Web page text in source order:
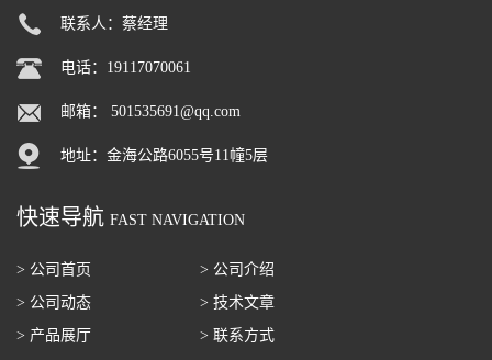
联系人：蔡经理
电话：19117070061
邮箱： 501535691@qq.com
地址：金海公路6055号11幢5层
快速导航 FAST NAVIGATION
> 公司首页
> 公司介绍
> 公司动态
> 技术文章
> 产品展厅
> 联系方式